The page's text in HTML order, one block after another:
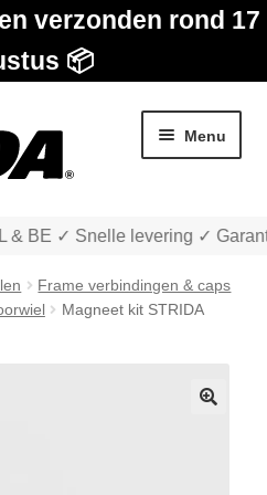
verzonden rond 17
📦
Menu
& BE ✓ Snelle levering ✓
Frame verbindingen & caps
Magneet kit STRIDA